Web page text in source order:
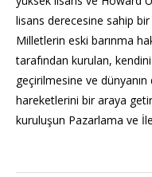
lisans derecesine sahip bir
Milletlerin eski barınma
tarafından kurulan,
geçirilmesine ve
hareketlerini bir araya
kuruluşun Pazarlama ve